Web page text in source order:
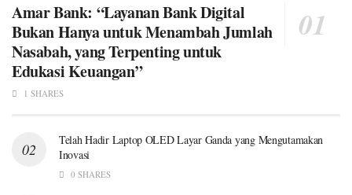
Amar Bank: “Layanan Bank Digital
Bukan Hanya untuk Menambah Jumlah
Nasabah, yang Terpenting untuk
Edukasi Keuangan”
1 SHARES
Telah Hadir Laptop OLED Layar Ganda yang Mengutamakan
Inovasi
0 SHARES